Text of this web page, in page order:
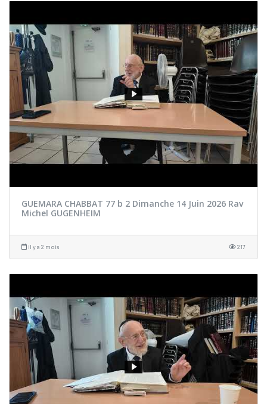
GUEMARA CHABBAT 77 b 2 Dimanche 14 Juin 2026 Rav
Michel GUGENHEIM
il y a 2 mois 217